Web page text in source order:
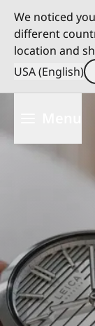
We noticed
different
location and
USA (English)
ン
動